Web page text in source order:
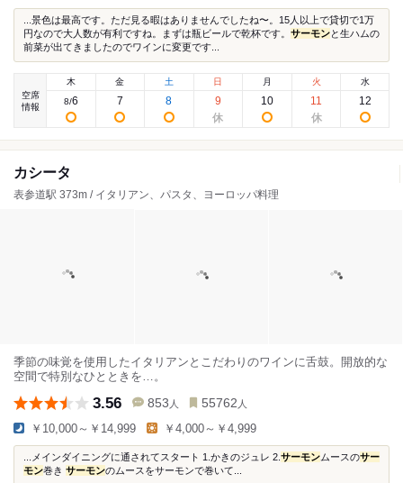
...景色は最高です。ただ見る暇はありませんでしたね〜。15人以上で貸切で1万
円なので大人数が有利ですね。まずは瓶ビールで乾杯です。 サーモンと生ハムの
前菜が出てきましたのでワインに変更です...
空席
情報
木
8/6
金
7
土
8
日
9
月
10
火
11
水
12
カシータ
表参道駅 373m / イタリアン、パスタ、ヨーロッパ料理
季節の味覚を使用したイタリアンとこだわりのワインに舌鼓。開放的な
空間で特別なひとときを…。
3.56 853 人 55762 人
￥10,000～￥14,999 ￥4,000～￥4,999
...メインダイニングに通されてスタート 1.かきのジュレ 2. サーモンムースのサー
モン巻き サーモンのムースをサーモンで巻いて...